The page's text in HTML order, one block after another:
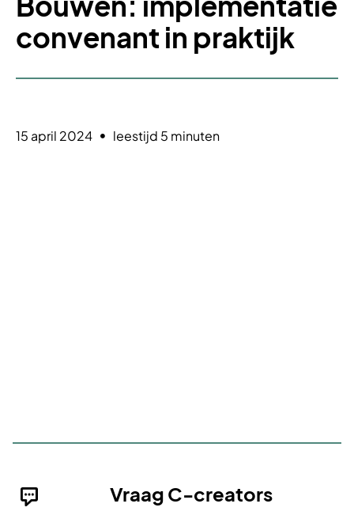
convenant in praktijk
15 april 2024 leestijd 5 minuten
Vraag C-creators